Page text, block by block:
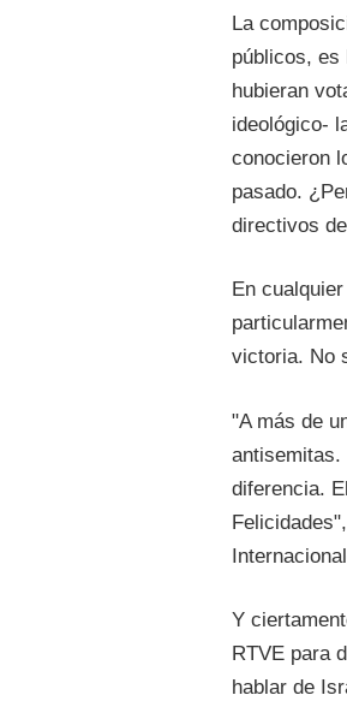
La
públicos, es
hubieran
ideológico-
conocieron
pasado.
directivos
En
victoria. No
"A más de
antisemitas.
diferencia.
Y
RTVE para
hablar de